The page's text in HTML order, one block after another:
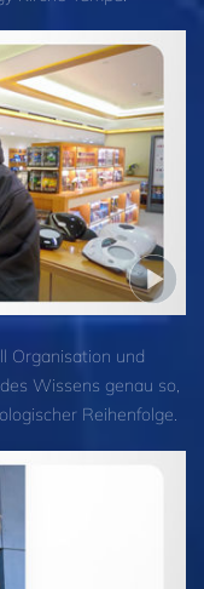
Organisation und
Wissens genau so,
Reihenfolge.